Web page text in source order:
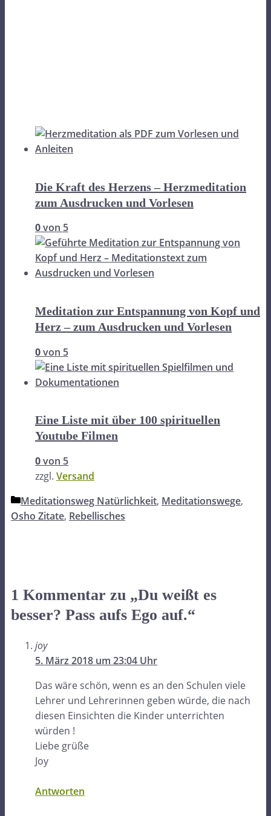
Die Kraft des Herzens – Herzmeditation
zum Ausdrucken und Vorlesen
0von 5
Meditation zur Entspannung von Kopf und
Herz – zum Ausdrucken und Vorlesen
0von 5
Eine Liste mit über 100 spirituellen
Youtube Filmen
0von 5
zzgl. Versand
Kategorien
Meditationsweg Natürlichkeit, Meditationswege,
Osho Zitate, Rebellisches
1 Kommentar zu „Du weißt es
besser? Pass aufs Ego auf.“
joy
5. März 2018 um 23:04 Uhr
Das wäre schön, wenn es an den Schulen viele
Lehrer und Lehrerinnen geben würde, die nach
diesen Einsichten die Kinder unterrichten
würden !
Liebe grüße
Joy
Antworten